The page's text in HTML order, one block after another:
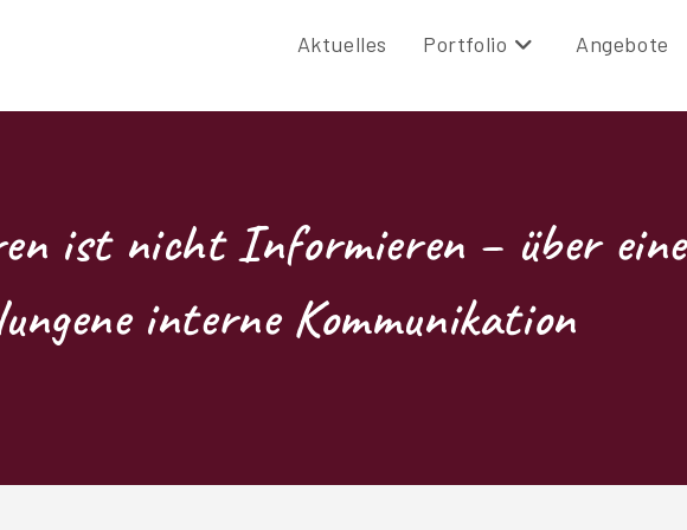
Aktuelles Portfolio Angebote
ist nicht Informieren – über eine
interne Kommunikation